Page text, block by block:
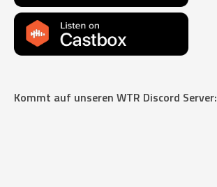
Kommt auf unseren WTR Discord Server: